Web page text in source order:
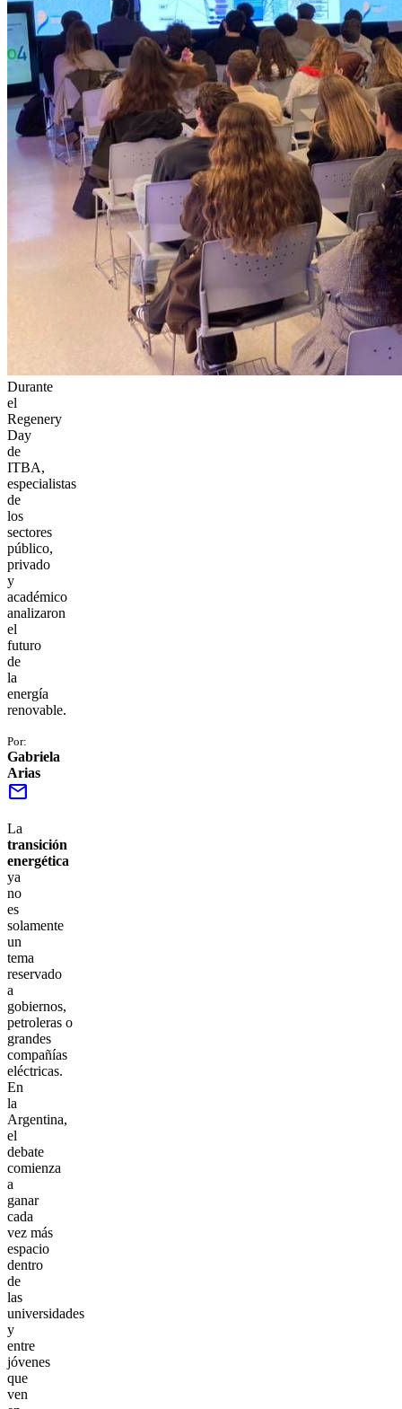
Durante
el
Regenery
Day
de
ITBA,
especialistas
de
los
sectores
público,
privado
y
académico
analizaron
el
futuro
de
la
energía
renovable.
Por:
Gabriela
Arias
mail
La
transición
energética
ya
no
es
solamente
un
tema
reservado
a
gobiernos,
petroleras o
grandes
compañías
eléctricas.
En
la
Argentina,
el
debate
comienza
a
ganar
cada
vez más
espacio
dentro
de
las
universidades
y
entre
jóvenes
que
ven